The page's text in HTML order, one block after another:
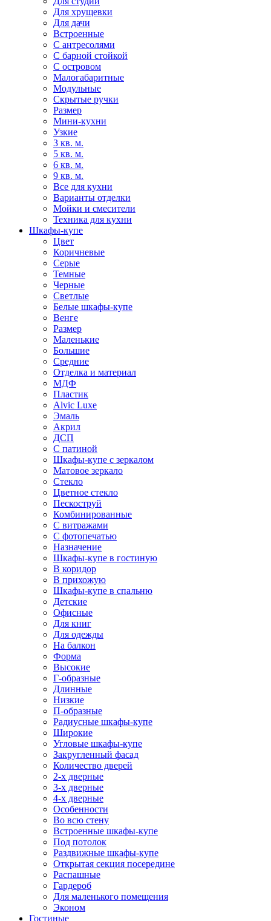
Для хрущевки
Для дачи
Встроенные
С антресолями
С барной стойкой
С островом
Малогабаритные
Модульные
Скрытые ручки
Размер
Мини-кухни
Узкие
3 кв. м.
5 кв. м.
6 кв. м.
9 кв. м.
Все для кухни
Варианты отделки
Мойки и смесители
Техника для кухни
Шкафы-купе
Цвет
Коричневые
Серые
Темные
Черные
Светлые
Белые шкафы-купе
Венге
Размер
Маленькие
Большие
Средние
Отделка и материал
МДФ
Пластик
Alvic Luxe
Эмаль
Акрил
ДСП
С патиной
Шкафы-купе с зеркалом
Матовое зеркало
Стекло
Цветное стекло
Пескоструй
Комбинированные
С витражами
С фотопечатью
Назначение
Шкафы-купе в гостиную
В коридор
В прихожую
Шкафы-купе в спальню
Детские
Офисные
Для книг
Для одежды
На балкон
Форма
Высокие
Г-образные
Длинные
Низкие
П-образные
Радиусные шкафы-купе
Широкие
Угловые шкафы-купе
Закругленный фасад
Количество дверей
2-х дверные
3-х дверные
4-х дверные
Особенности
Во всю стену
Встроенные шкафы-купе
Под потолок
Раздвижные шкафы-купе
Открытая секция посередине
Распашные
Гардероб
Для маленького помещения
Эконом
Гостиные